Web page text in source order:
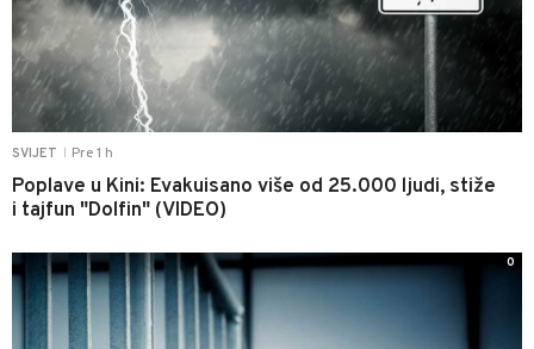
SVIJET Pre 1 h
Poplave u Kini: Evakuisano više od 25.000 ljudi, stiže
i tajfun "Dolfin" (VIDEO)
0